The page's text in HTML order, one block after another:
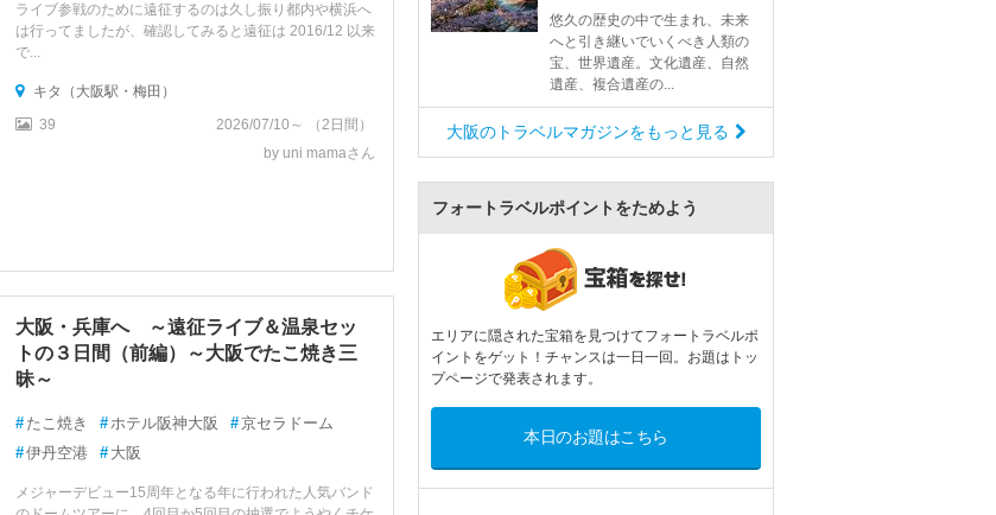
ライブ参戦のために遠征するのは久し振り都内や横浜へ
は行ってましたが、確認してみると遠征は 2016/12 以来
で...
キタ（大阪駅・梅田）
39
2026/07/10～ （2日間）
by uni mamaさん
大阪・兵庫へ ～遠征ライブ＆温泉セッ
トの３日間（前編）～大阪でたこ焼き三
昧～
# たこ焼き #ホテル阪神大阪 #京セラドーム
#伊丹空港 # 大阪
メジャーデビュー15周年となる年に行われた人気バンド
悠久の歴史の中で生まれ、未来
へと引き継いでいくべき人類の
宝、世界遺産。文化遺産、自然
遺産、複合遺産の...
大阪のトラベルマガジンをもっと見る
フォートラベルポイントをためよう
エリアに隠された宝箱を見つけてフォートラベルポ
イントをゲット！チャンスは一日一回。お題はトッ
プページで発表されます。
本日のお題はこちら